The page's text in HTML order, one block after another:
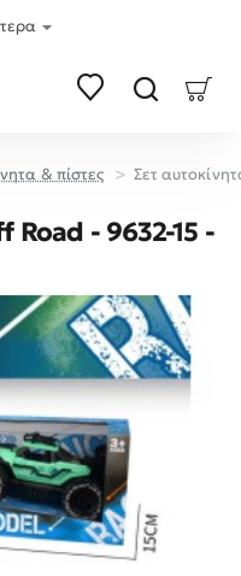
& πίστες Σετ
Road - 9632-15 -